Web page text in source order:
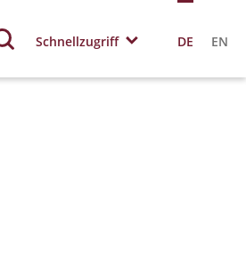
Schnellzugriff DE EN